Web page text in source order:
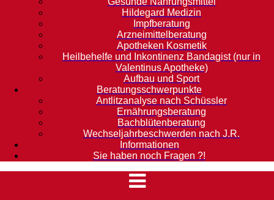
Hildegard Medizin
Impfberatung
Arzneimittelberatung
Apotheken Kosmetik
Heilbehelfe und Inkontinenz Bandagist (nur in
Valentinus Apotheke)
Aufbau und Sport
Beratungsschwerpunkte
Antlitzanalyse nach Schüssler
Ernährungsberatung
Bachblütenberatung
Wechseljahrbeschwerden nach J.R.
Informationen
Sie haben noch Fragen ?!